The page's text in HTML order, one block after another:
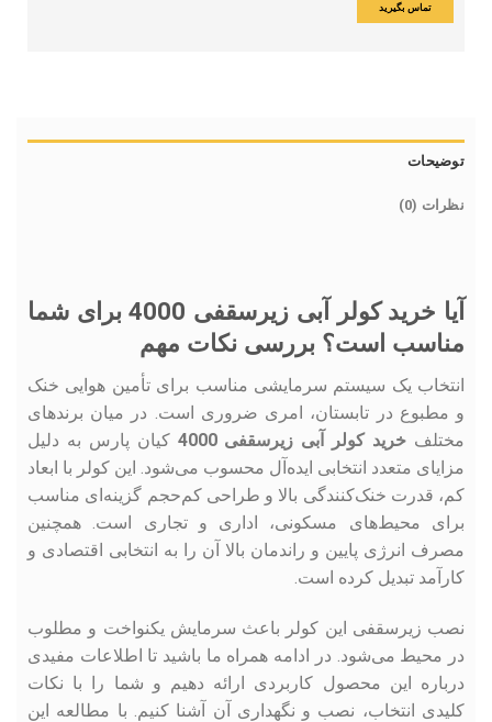
تماس بگیرید
توضیحات
نظرات (0)
آیا خرید کولر آبی زیرسقفی 4000 برای شما
مناسب است؟ بررسی نکات مهم
انتخاب یک سیستم سرمایشی مناسب برای تأمین هوایی خنک
و مطبوع در تابستان، امری ضروری است. در میان برندهای
مختلف خرید کولر آبی زیرسقفی 4000
کیان پارس به دلیل
مزایای متعدد انتخابی ایده‌آل محسوب می‌شود. این کولر با ابعاد
کم، قدرت خنک‌کنندگی بالا و طراحی کم‌حجم گزینه‌ای مناسب
برای محیط‌های مسکونی، اداری و تجاری است. همچنین
مصرف انرژی پایین و راندمان بالا آن را به انتخابی اقتصادی و
کارآمد تبدیل کرده است.
نصب زیرسقفی این کولر باعث سرمایش یکنواخت و مطلوب
در محیط می‌شود. در ادامه همراه ما باشید تا اطلاعات مفیدی
درباره این محصول کاربردی ارائه دهیم و شما را با نکات
کلیدی انتخاب، نصب و نگهداری آن آشنا کنیم. با مطالعه این